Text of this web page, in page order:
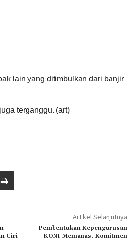
lain yang ditimbulkan dari banjir
terganggu. (art)
Ciri
Artikel Selanjutnya
Pembentukan Kepengurusan
KONI Memanas, Komitmen